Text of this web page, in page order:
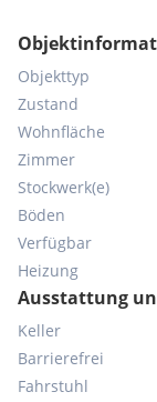
Objekttyp
Zustand
Wohnfläche
Zimmer
Stockwerk(e)
Böden
Verfügbar
Heizung
Ausstattung
Keller
Barrierefrei
Fahrstuhl